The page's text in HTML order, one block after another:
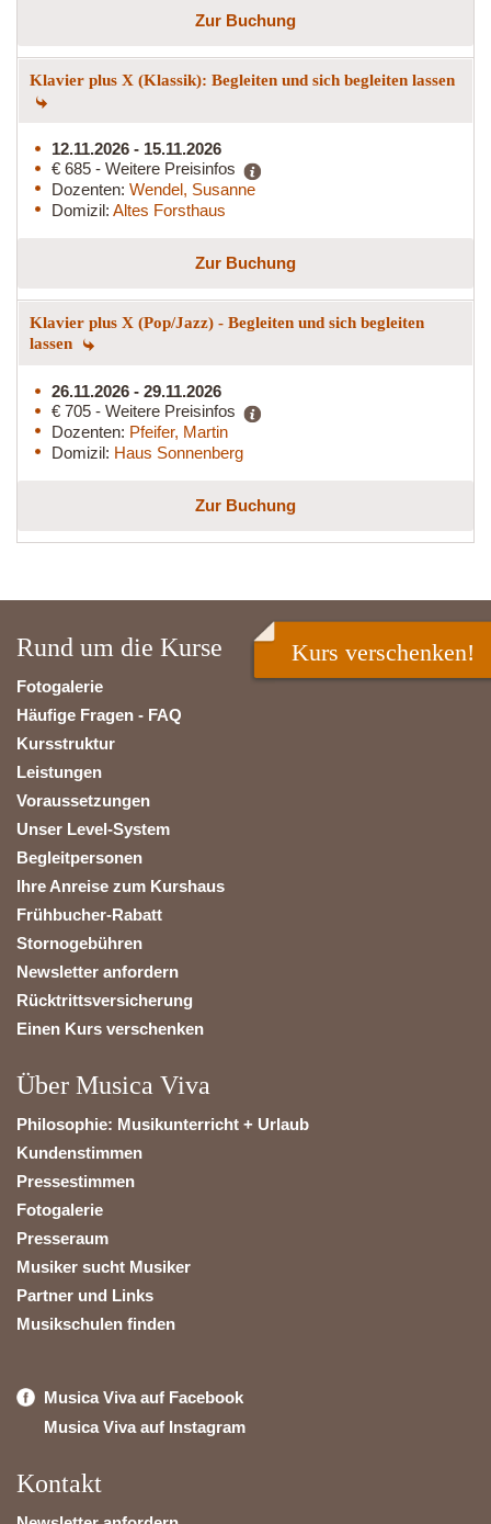
Zur Buchung
Klavier plus X (Klassik): Begleiten und sich begleiten lassen
12.11.2026 - 15.11.2026
€ 685 - Weitere Preisinfos
Dozenten: Wendel, Susanne
Domizil: Altes Forsthaus
Zur Buchung
Klavier plus X (Pop/Jazz) - Begleiten und sich begleiten
lassen
26.11.2026 - 29.11.2026
€ 705 - Weitere Preisinfos
Dozenten: Pfeifer, Martin
Domizil: Haus Sonnenberg
Zur Buchung
Rund um die Kurse
Fotogalerie
Häufige Fragen - FAQ
Kursstruktur
Leistungen
Voraussetzungen
Unser Level-System
Begleitpersonen
Ihre Anreise zum Kurshaus
Frühbucher-Rabatt
Stornogebühren
Newsletter anfordern
Rücktrittsversicherung
Einen Kurs verschenken
Über Musica Viva
Philosophie: Musikunterricht + Urlaub
Kundenstimmen
Pressestimmen
Fotogalerie
Presseraum
Musiker sucht Musiker
Partner und Links
Musikschulen finden
Musica Viva auf Facebook
Musica Viva auf Instagram
Kontakt
Kurs verschenken!